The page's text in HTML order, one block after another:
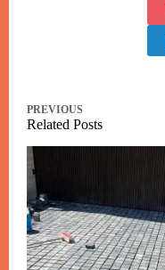
PREVIOUS
Related Posts